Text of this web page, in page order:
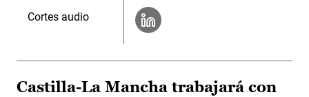
Cortes audio
Castilla-La Mancha trabajará con